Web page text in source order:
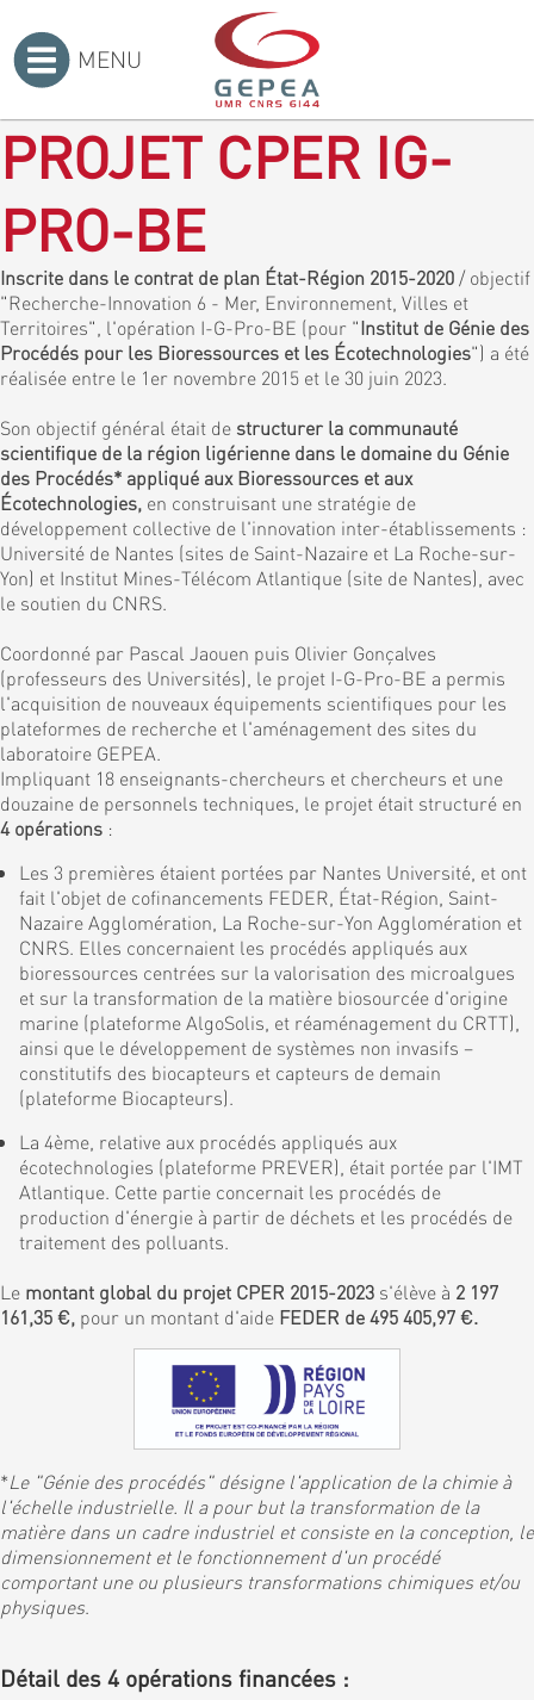
MENU
PROJET CPER IG-
PRO-BE
Inscrite dans le contrat de plan État-Région 2015-2020 / objectif
"Recherche-Innovation 6 - Mer, Environnement, Villes et
Territoires", l'opération I-G-Pro-BE (pour "Institut de Génie des
Procédés pour les Bioressources et les Écotechnologies") a été
réalisée entre le 1er novembre 2015 et le 30 juin 2023.
Son objectif général était de structurer la communauté
scientifique de la région ligérienne dans le domaine du Génie
des Procédés* appliqué aux Bioressources et aux
Écotechnologies, en construisant une stratégie de
développement collective de l'innovation inter-établissements :
Université de Nantes (sites de Saint-Nazaire et La Roche-sur-
Yon) et Institut Mines-Télécom Atlantique (site de Nantes), avec
le soutien du CNRS.
Coordonné par Pascal Jaouen puis Olivier Gonçalves
(professeurs des Universités), le projet I-G-Pro-BE a permis
l'acquisition de nouveaux équipements scientifiques pour les
plateformes de recherche et l'aménagement des sites du
laboratoire GEPEA.
Impliquant 18 enseignants-chercheurs et chercheurs et une
douzaine de personnels techniques, le projet était structuré en
4 opérations :
Les 3 premières étaient portées par Nantes Université, et ont
fait l'objet de cofinancements FEDER, État-Région, Saint-
Nazaire Agglomération, La Roche-sur-Yon Agglomération et
CNRS. Elles concernaient les procédés appliqués aux
bioressources centrées sur la valorisation des microalgues
et sur la transformation de la matière biosourcée d'origine
marine (plateforme AlgoSolis, et réaménagement du CRTT),
ainsi que le développement de systèmes non invasifs –
constitutifs des biocapteurs et capteurs de demain
(plateforme Biocapteurs).
La 4ème, relative aux procédés appliqués aux
écotechnologies (plateforme PREVER), était portée par l'IMT
Atlantique. Cette partie concernait les procédés de
production d'énergie à partir de déchets et les procédés de
traitement des polluants.
Le montant global du projet CPER 2015-2023 s'élève à 2 197
161,35 €, pour un montant d'aide FEDER de 495 405,97 €.
*Le "Génie des procédés" désigne l'application de la chimie à
l'échelle industrielle. Il a pour but la transformation de la
matière dans un cadre industriel et consiste en la conception, le
dimensionnement et le fonctionnement d'un procédé
comportant une ou plusieurs transformations chimiques et/ou
physiques.
Détail des 4 opérations financées :